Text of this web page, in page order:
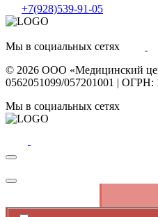
+7(928)539-91-05
Мы в социальных сетях
© 2026 ООО «Медицинский
0562051099/057201001 | ОГРН:
Мы в социальных сетях